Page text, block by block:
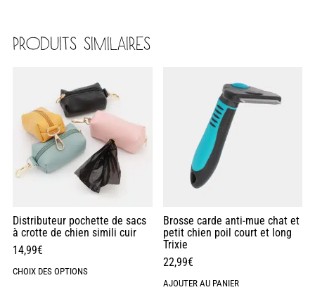
PRODUITS SIMILAIRES
Distributeur pochette de sacs
à crotte de chien simili cuir
14,99€
CHOIX DES OPTIONS
Brosse carde anti-mue chat et
petit chien poil court et long
Trixie
22,99€
AJOUTER AU PANIER